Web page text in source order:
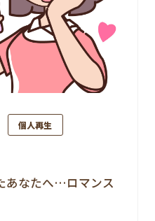
個人再生
あなたへ…ロマンス